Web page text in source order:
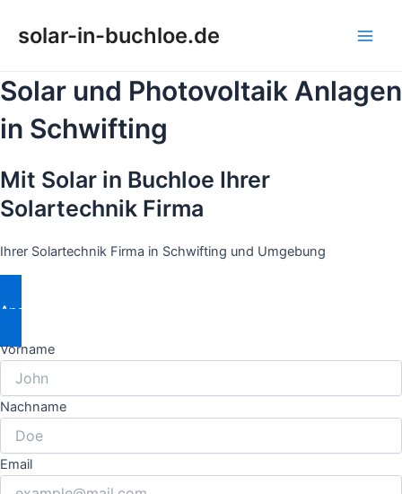
Inhaltsolar-in-buchloe.de
Solar und Photovoltaik Anlagen
in Schwifting
Mit Solar in Buchloe Ihrer
Solartechnik Firma
Ihrer Solartechnik Firma in Schwifting und Umgebung
Angebot Anfordern
Vorname
Nachname
Email